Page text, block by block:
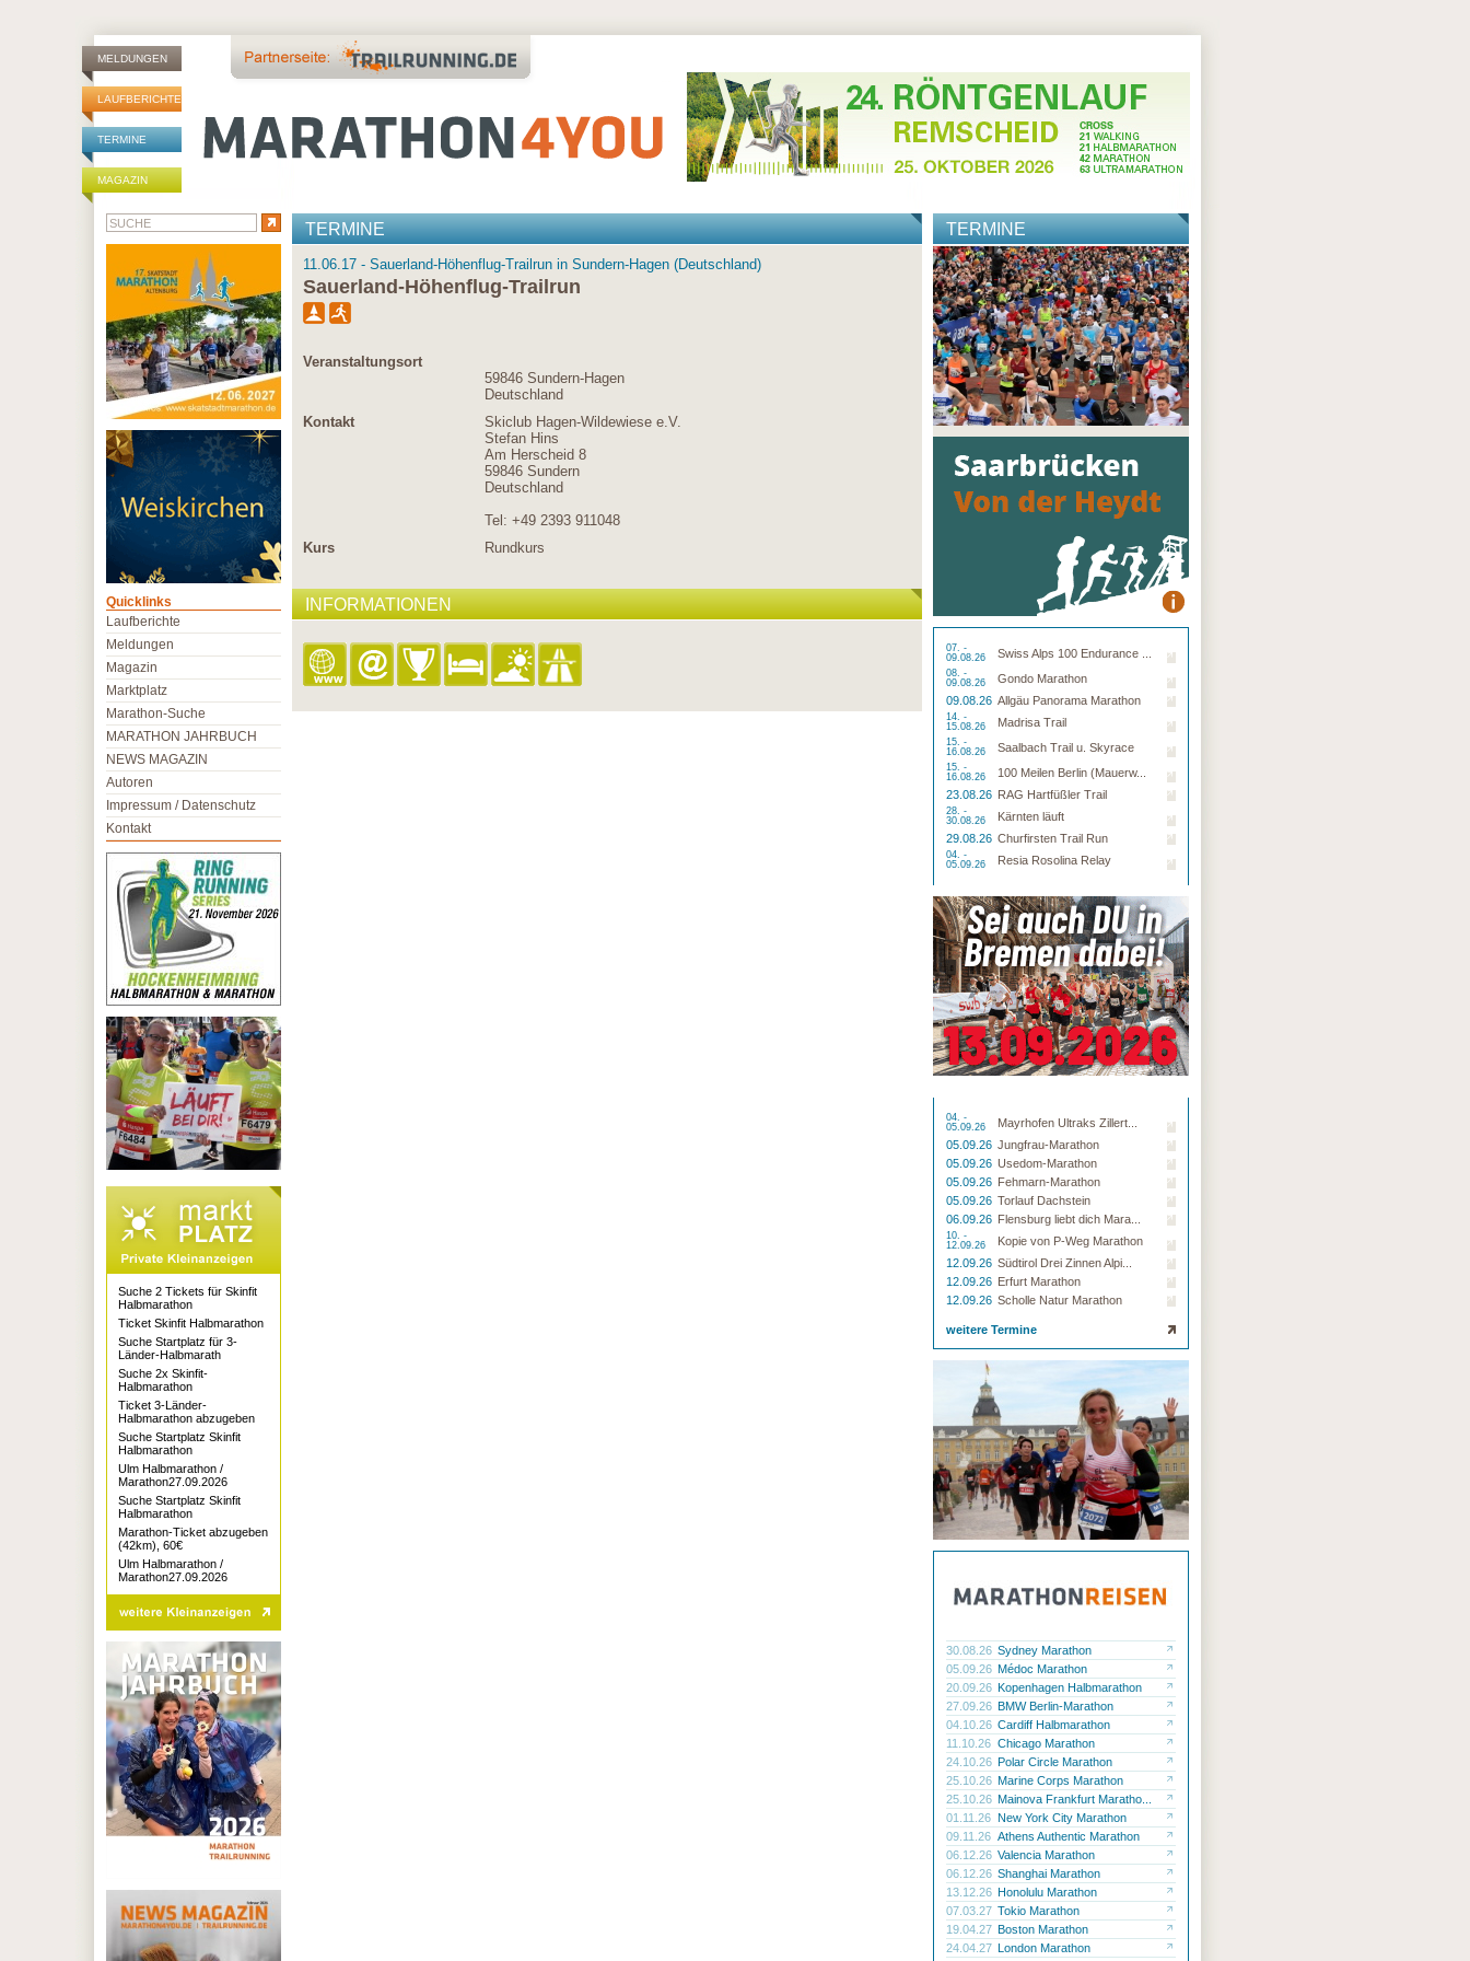
MELDUNGEN
LAUFBERICHTE
TERMINE
MAGAZIN
TERMINE
11.06.17 - Sauerland-Höhenflug-Trailrun in Sundern-Hagen (Deutschland)
Sauerland-Höhenflug-Trailrun
Veranstaltungsort
59846 Sundern-Hagen
Deutschland
Kontakt
Skiclub Hagen-Wildewiese e.V.
Stefan Hins
Am Herscheid 8
59846 Sundern
Deutschland
Tel: +49 2393 911048
Kurs
Rundkurs
INFORMATIONEN
TERMINE
07. -
09.08.26
Swiss Alps 100 Endurance ...
08. -
09.08.26
Gondo Marathon
09.08.26 Allgäu Panorama Marathon
14. -
15.08.26
Madrisa Trail
15. -
16.08.26
Saalbach Trail u. Skyrace
15. -
16.08.26
100 Meilen Berlin (Mauerw...
23.08.26 RAG Hartfüßler Trail
28. -
30.08.26
Kärnten läuft
29.08.26 Churfirsten Trail Run
04. -
05.09.26
Resia Rosolina Relay
04. -
05.09.26
Mayrhofen Ultraks Zillert...
05.09.26 Jungfrau-Marathon
05.09.26 Usedom-Marathon
05.09.26 Fehmarn-Marathon
05.09.26 Torlauf Dachstein
06.09.26 Flensburg liebt dich Mara...
10. -
12.09.26
Kopie von P-Weg Marathon
12.09.26 Südtirol Drei Zinnen Alpi...
12.09.26 Erfurt Marathon
12.09.26 Scholle Natur Marathon
weitere Termine
30.08.26 Sydney Marathon
05.09.26 Médoc Marathon
20.09.26 Kopenhagen Halbmarathon
27.09.26 BMW Berlin-Marathon
04.10.26 Cardiff Halbmarathon
11.10.26 Chicago Marathon
24.10.26 Polar Circle Marathon
25.10.26 Marine Corps Marathon
25.10.26 Mainova Frankfurt Maratho...
01.11.26 New York City Marathon
09.11.26 Athens Authentic Marathon
06.12.26 Valencia Marathon
06.12.26 Shanghai Marathon
13.12.26 Honolulu Marathon
07.03.27 Tokio Marathon
19.04.27 Boston Marathon
24.04.27 London Marathon
Quicklinks
Laufberichte
Meldungen
Magazin
Marktplatz
Marathon-Suche
MARATHON JAHRBUCH
NEWS MAGAZIN
Autoren
Impressum / Datenschutz
Kontakt
Suche 2 Tickets für Skinfit
Halbmarathon
Ticket Skinfit Halbmarathon
Suche Startplatz für 3-
Länder-Halbmarath
Suche 2x Skinfit-
Halbmarathon
Ticket 3-Länder-
Halbmarathon abzugeben
Suche Startplatz Skinfit
Halbmarathon
Ulm Halbmarathon /
Marathon27.09.2026
Suche Startplatz Skinfit
Halbmarathon
Marathon-Ticket abzugeben
(42km), 60€
Ulm Halbmarathon /
Marathon27.09.2026